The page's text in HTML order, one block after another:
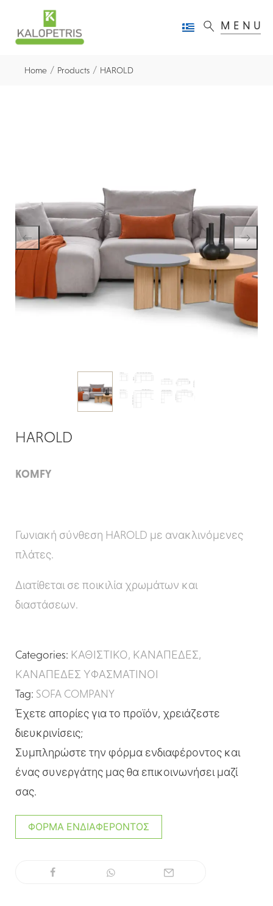
MENU
Home / Products / HAROLD
HAROLD
KOMFY
Γωνιακή σύνθεση HAROLD με ανακλινόμενες
πλάτες.
Διατίθεται σε ποικιλία χρωμάτων και
διαστάσεων.
Categories: ΚΑΘΙΣΤΙΚΟ, ΚΑΝΑΠΕΔΕΣ,
ΚΑΝΑΠΕΔΕΣ ΥΦΑΣΜΑΤΙΝΟΙ
Tag: SOFA COMPANY
Έχετε απορίες για το προϊόν, χρειάζεστε
διευκρινίσεις;
Συμπληρώστε την φόρμα ενδιαφέροντος και
ένας συνεργάτης μας θα επικοινωνήσει μαζί
σας.
ΦΌΡΜΑ ΕΝΔΙΑΦΈΡΟΝΤΟΣ